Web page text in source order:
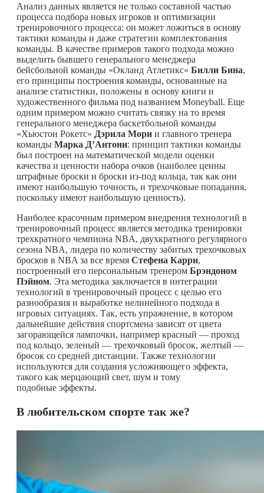
Анализ данных является не только составной частью
процесса подбора новых игроков и оптимизации
тренировочного процесса: он может ложиться в основу
тактики команды и даже стратегии комплектования
команды. В качестве примеров такого подхода можно
выделить бывшего генерального менеджера
бейсбольной команды «Окланд Атлетикс» Билли Бина,
его принципы построения команды, основанные на
анализе статистики, положены в основу книги и
художественного фильма под названием Moneyball. Еще
одним примером можно считать связку на то время
генерального менеджера баскетбольной команды
«Хьюстон Рокетс» Дэрила Мори и главного тренера
команды Марка Д’Антони: принцип тактики команды
был построен на математической модели оценки
качества и ценности набора очков (наиболее ценны
штрафные броски и броски из-под кольца, так как они
имеют наибольшую точность, и трехочковые попадания,
поскольку имеют наибольшую ценность).
Наиболее красочным примером внедрения технологий в
тренировочный процесс является методика тренировки
трехкратного чемпиона NBA, двухкратного регулярного
сезона NBA, лидера по количеству забитых трехочковых
бросков в NBA за все время Стефена Карри,
построенный его персональным тренером Брэндоном
Пэйном. Эта методика заключается в интеграции
технологий в тренировочный процесс с целью его
разнообразия и выработке нелинейного подхода в
игровых ситуациях. Так, есть упражнение, в котором
дальнейшие действия спортсмена зависят от цвета
загорающейся лампочки, например красный — проход
под кольцо, зеленый — трехочковый бросок, желтый —
бросок со средней дистанции. Также технологии
используются для создания усложняющего эффекта,
такого как мерцающий свет, шум и тому
подобные эффекты.
В любительском спорте так же?